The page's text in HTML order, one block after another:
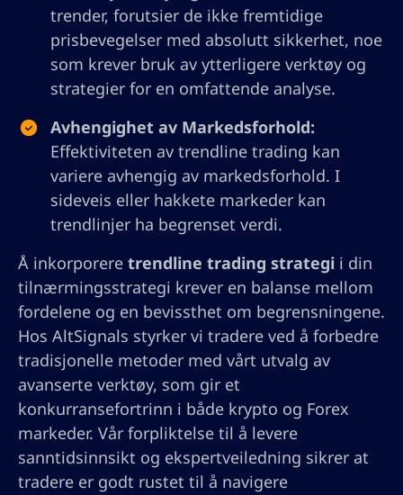
trender, forutsier de ikke fremtidige
prisbevegelser med absolutt sikkerhet, noe
som krever bruk av ytterligere verktøy og
strategier for en omfattende analyse.
Avhengighet av Markedsforhold:
Effektiviteten av trendline trading kan
variere avhengig av markedsforhold. I
sideveis eller hakkete markeder kan
trendlinjer ha begrenset verdi.
Å inkorporere trendline trading strategi i din
tilnærmingsstrategi krever en balanse mellom
fordelene og en bevissthet om begrensningene.
Hos AltSignals styrker vi tradere ved å forbedre
tradisjonelle metoder med vårt utvalg av
avanserte verktøy, som gir et
konkurransefortrinn i både krypto og Forex
markeder. Vår forpliktelse til å levere
sanntidsinnsikt og ekspertveiledning sikrer at
tradere er godt rustet til å navigere